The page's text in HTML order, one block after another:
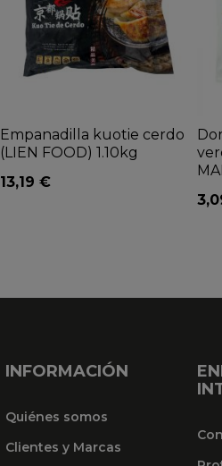
Empanadilla kuotie cerdo
(LIEN FOOD) 1.10kg
13,19 €
INFORMACIÓN
Quiénes somos
Clientes y Marcas